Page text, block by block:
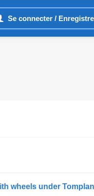
Se connecter /
wheels under